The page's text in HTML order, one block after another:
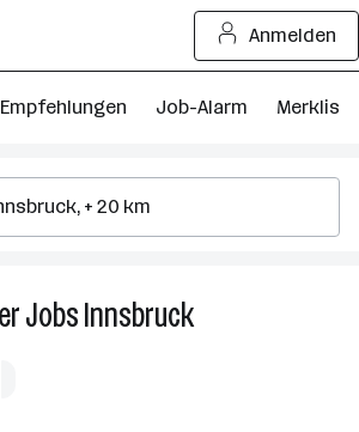
Anmelden
Job-Alarm Merkliste
JobsInnsbruck5